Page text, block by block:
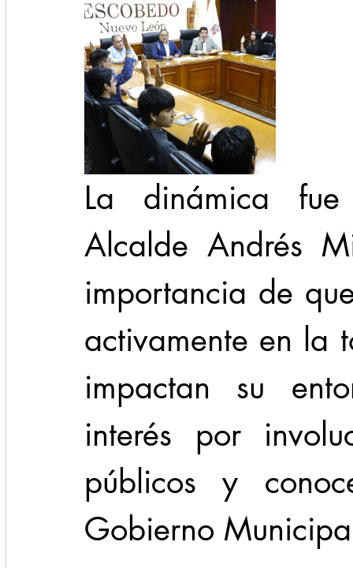
La dinámica
Alcalde Andrés
importancia de
activamente en la
impactan su
interés por
públicos y
Gobierno